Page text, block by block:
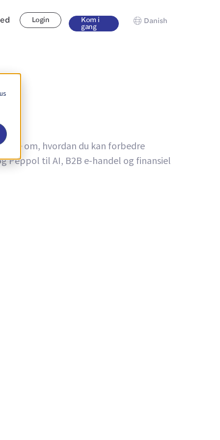
Login
Kom i
gang
Danish
om, hvordan du kan forbedre
Peppol til AI, B2B e-handel og finansiel